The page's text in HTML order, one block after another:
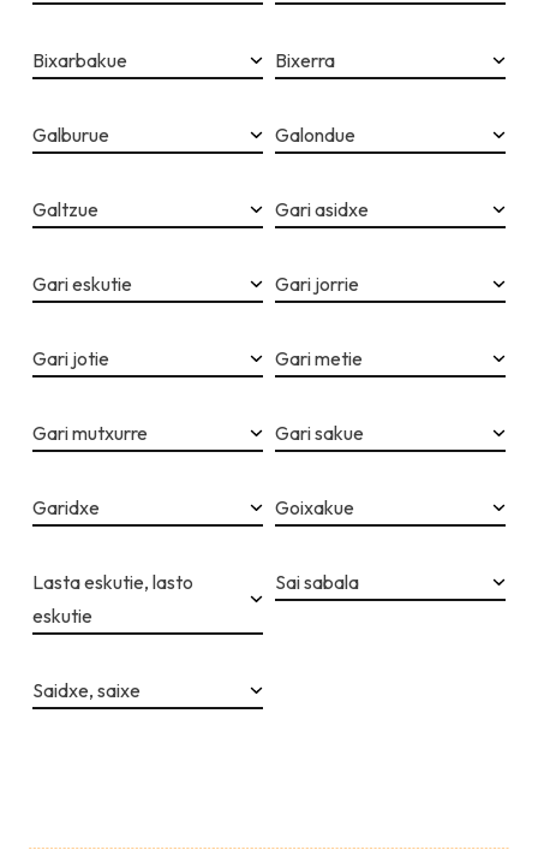
Bixarbakue Bixerra
Galburue Galondue
Galtzue Gari asidxe
Gari eskutie Gari jorrie
Gari jotie Gari metie
Gari mutxurre Gari sakue
Garidxe Goixakue
Lasta eskutie, lasto
eskutie
Sai sabala
Saidxe, saixe